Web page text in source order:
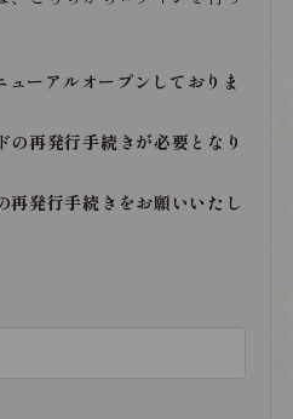
ーアルオープンしておりま
の再発行手続きが必要となり
再発行手続きをお願いいたし